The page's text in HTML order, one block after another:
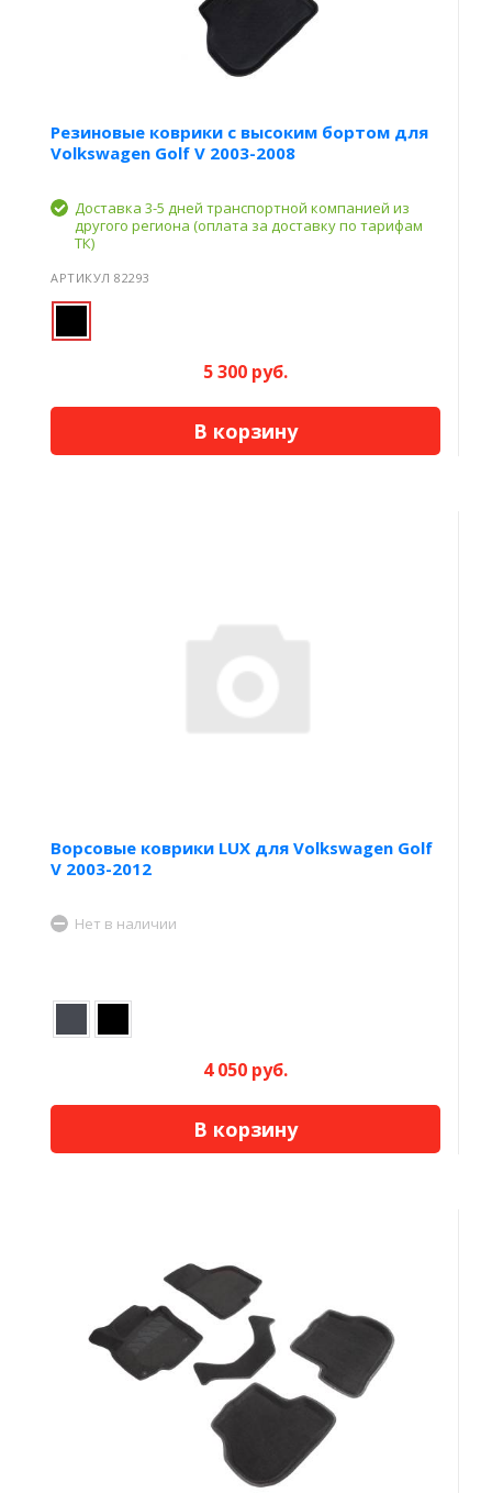
Резиновые коврики с высоким бортом для
Volkswagen Golf V 2003-2008
Доставка 3-5 дней транспортной компанией из
другого региона (оплата за доставку по тарифам
ТК)
АРТИКУЛ 82293
5 300 руб.
В корзину
Ворсовые коврики LUX для Volkswagen Golf
V 2003-2012
Нет в наличии
4 050 руб.
В корзину